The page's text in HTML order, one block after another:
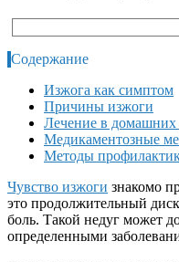
Содержание
Изжога как симптом
Причины изжоги
Лечение в домашних
Медикаментозные
Методы
Чувство изжоги знакомо
это продолжительный
боль. Такой недуг может
определенными